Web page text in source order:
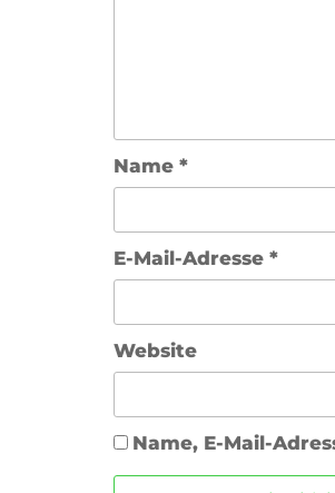
Name *
E-Mail-Adresse *
Website
Name, E-Mail-